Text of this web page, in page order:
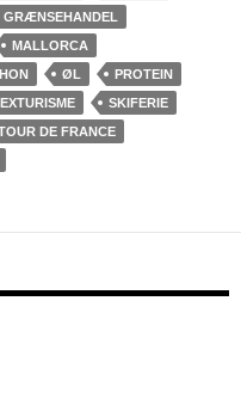
GRÆNSEHANDEL
MALLORCA
ØL
PROTEIN
SKIFERIE
DE FRANCE